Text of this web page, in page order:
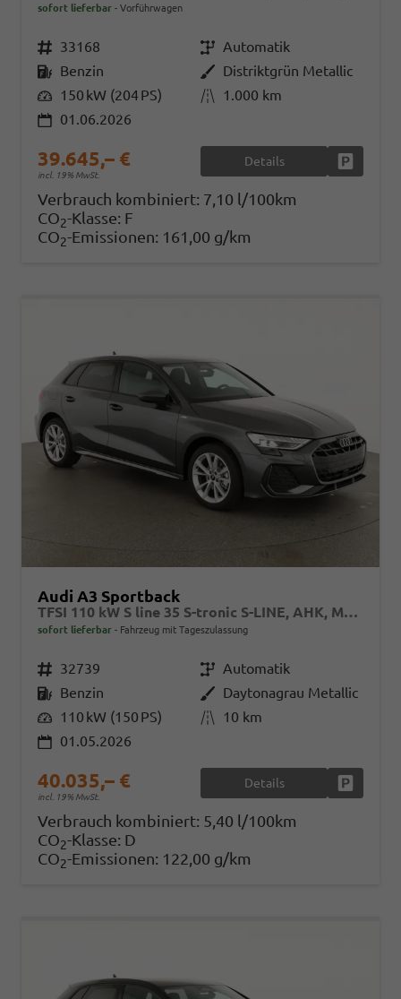
sofort lieferbar Vorführwagen
Fahrzeugnr. 33168 GetriebeAutomatik
Kraftstoff Benzin AußenfarbeDistriktgrün Metallic
Leistung 150 kW (204 PS) Kilometerstand 1.000 km
01.06.2026
39.645,– €
incl. 19% MwSt.
Details
Verbrauch kombiniert: 7,10 l/100km
CO2-Klasse: F
CO2-Emissionen: 161,00 g/km
Audi A3 Sportback
TFSI 110 kW S line 35 S-tronic S-LINE, AHK, Matrix, Navi, el. Klappe, Kamera, Winter, 3 J.-Garantie
sofort lieferbar Fahrzeug mit Tageszulassung
Fahrzeugnr. 32739 GetriebeAutomatik
Kraftstoff Benzin AußenfarbeDaytonagrau Metallic
Leistung 110 kW (150 PS) Kilometerstand 10 km
01.05.2026
40.035,– €
incl. 19% MwSt.
Details
Verbrauch kombiniert: 5,40 l/100km
CO2-Klasse: D
CO2-Emissionen: 122,00 g/km